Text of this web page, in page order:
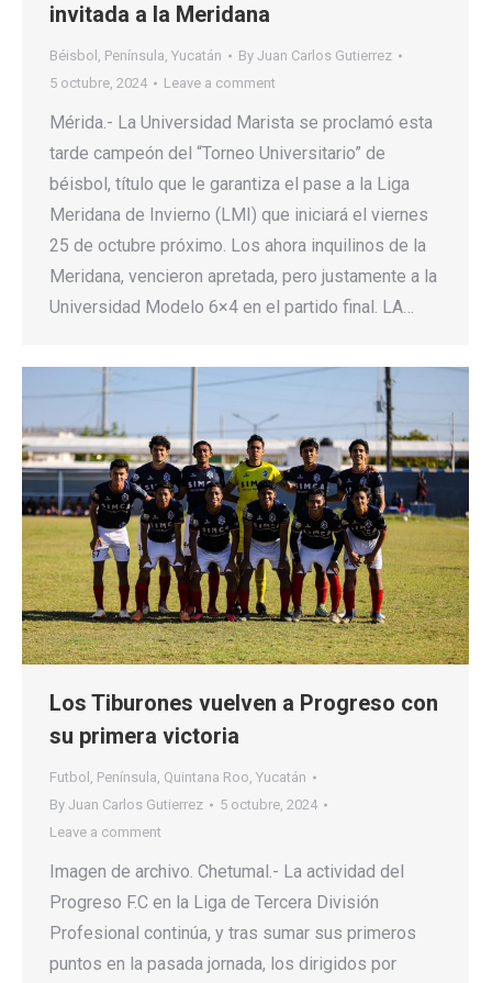
invitada a la Meridana
Béisbol , Península, Yucatán By Juan Carlos Gutierrez
5 octubre, 2024
Leave a comment
Mérida.- La Universidad Marista se proclamó esta
tarde campeón del “Torneo Universitario” de
béisbol, título que le garantiza el pase a la Liga
Meridana de Invierno (LMI) que iniciará el viernes
25 de octubre próximo. Los ahora inquilinos de la
Meridana, vencieron apretada, pero justamente a la
Universidad Modelo 6×4 en el partido final. LA…
Los Tiburones vuelven a Progreso con
su primera victoria
Futbol , Península, Quintana Roo, Yucatán
By Juan Carlos Gutierrez
5 octubre, 2024
Leave a comment
Imagen de archivo. Chetumal.- La actividad del
Progreso F.C en la Liga de Tercera División
Profesional continúa, y tras sumar sus primeros
puntos en la pasada jornada, los dirigidos por